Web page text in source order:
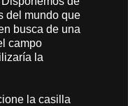
del mundo que
busca de una
campo
la
la casilla